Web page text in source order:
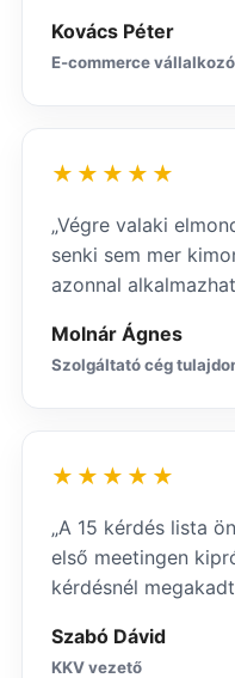
Kovács Péter
E-commerce vállalkozó
★★★★★
„Végre valaki
senki sem mer
azonnal
Molnár Ágnes
Szolgáltató cég
★★★★★
„A 15 kérdés lista
első meetingen
kérdésnél
Szabó Dávid
KKV vezető